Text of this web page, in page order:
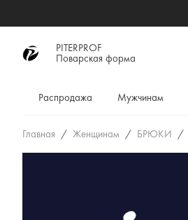
PITERPROF
Поварская форма
Распродажа Мужчинам
Главная Женщинам БРЮКИ